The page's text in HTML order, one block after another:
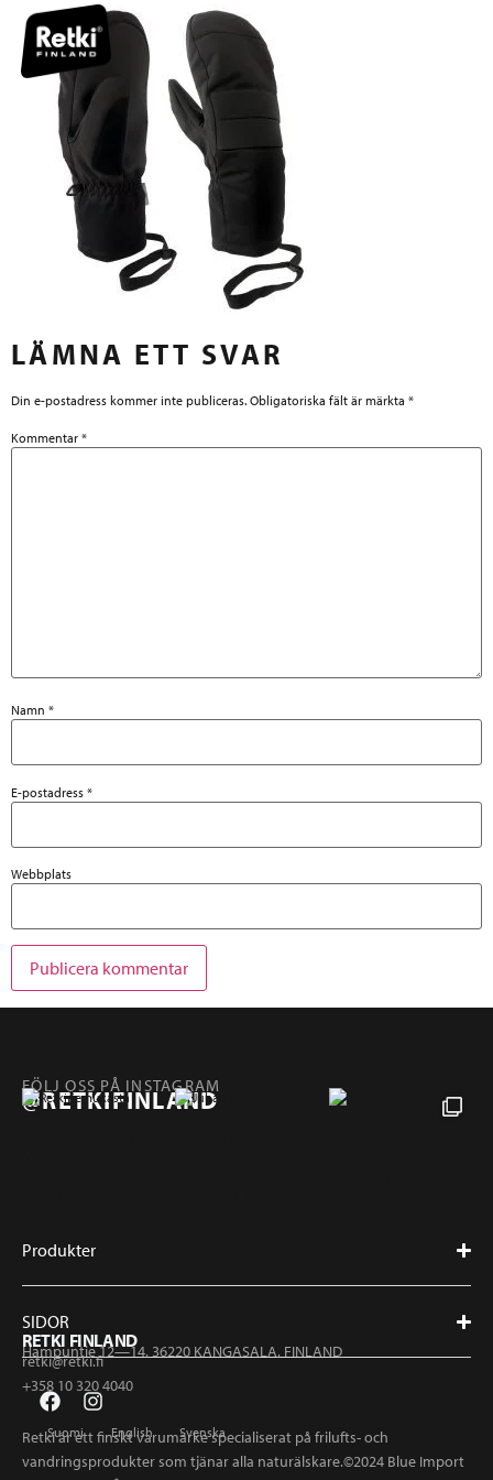
LÄMNA ETT SVAR
Din e-postadress kommer inte publiceras. Obligatoriska fält är märkta *
Kommentar *
Namn *
E-postadress *
Webbplats
FÖLJ OSS PÅ INSTAGRAM
@RETKIFINLAND
Produkter
SIDOR
RETKI FINLAND
Hampuntie 12—14, 36220 KANGASALA, FINLAND
retki@retki.fi
+358 10 320 4040
Suomi English Svenska
Retki är ett finskt varumärke specialiserat på frilufts- och
vandringsprodukter som tjänar alla naturälskare.©2024 Blue Import